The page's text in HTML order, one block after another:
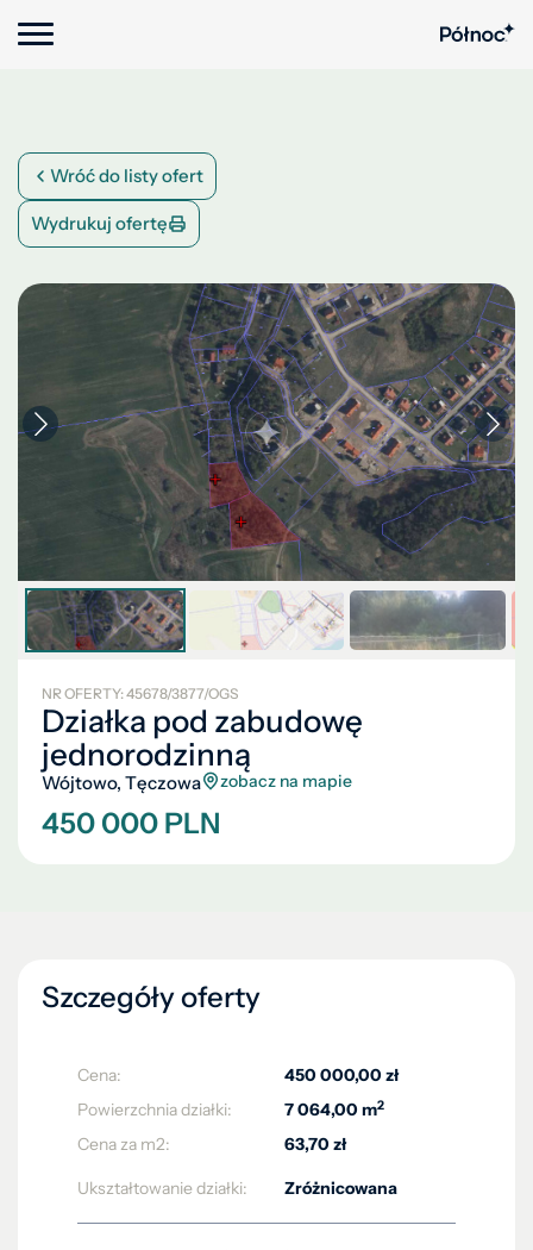
Wróć do listy ofert
Wydrukuj ofertę
NR OFERTY: 45678/3877/OGS
Działka pod zabudowę
jednorodzinną
Wójtowo, Tęczowa zobacz na mapie
450 000 PLN
Szczegóły oferty
Cena:
450 000,00 zł
Powierzchnia działki:
7 064,00 m2
Cena za m2: 63,70 zł
Ukształtowanie działki: Zróżnicowana